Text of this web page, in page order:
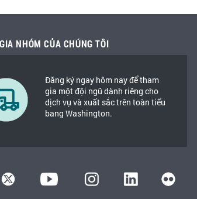
NHÓM CỦA CHÚNG TÔI
Đăng ký ngay hôm nay để tham
gia một đội ngũ dành riêng cho
dịch vụ và xuất sắc trên toàn tiểu
bang Washington.